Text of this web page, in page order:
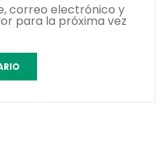
correo electrónico y
para la próxima vez